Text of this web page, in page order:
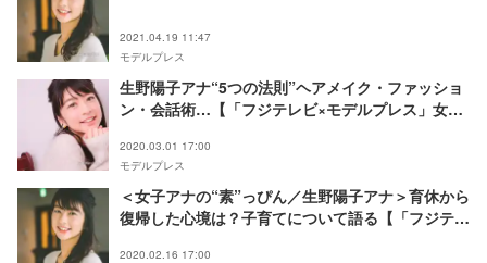
2021.04.19 11:47
モデルプレス
生野陽子アナ“5つの法則”ヘアメイク・ファッショ
ン・会話術…【「フジテレビ×モデルプレス」女性
2020.03.01 17:00
モデルプレス
＜女子アナの“素”っぴん／生野陽子アナ＞育休から
復帰した心境は？子育てについて語る【「フジテレ
2020.02.16 17:00